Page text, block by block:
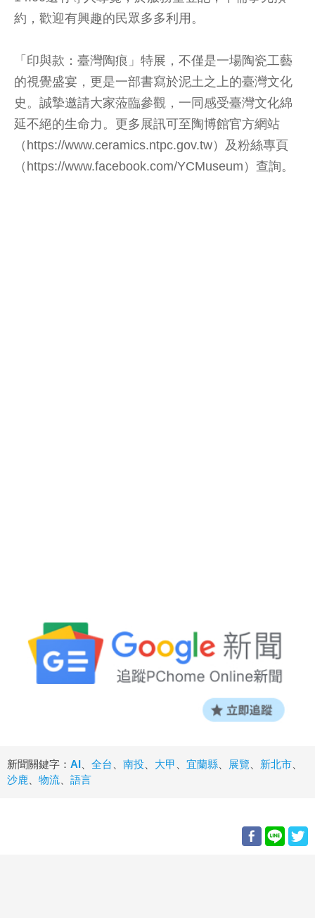
約，歡迎有興趣的民眾多多利用。
「印與款：臺灣陶痕」特展，不僅是一場陶瓷工藝
的視覺盛宴，更是一部書寫於泥土之上的臺灣文化
史。誠摯邀請大家蒞臨參觀，一同感受臺灣文化綿
延不絕的生命力。更多展訊可至陶博館官方網站
（https://www.ceramics.ntpc.gov.tw）及粉絲專頁
（https://www.facebook.com/YCMuseum）查詢。
新聞關鍵字： AI 全台 南投 大甲 宜蘭縣 展覽 新北市
沙鹿
物流 語言